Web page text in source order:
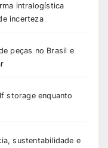
intralogística
incerteza
peças no Brasil e
storage enquanto
sustentabilidade e